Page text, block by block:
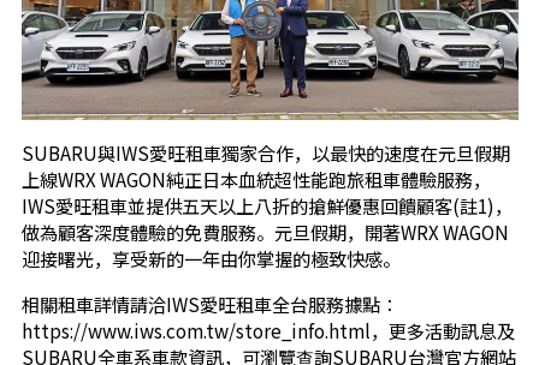
SUBARU與IWS愛旺租車獨家合作，以最快的速度在元旦假期
上線WRX WAGON純正日本血統超性能跑旅租車體驗服務，
IWS愛旺租車並提供五天以上八折的搶鮮優惠回饋顧客(註1)，
做為顧客深度體驗的免費服務。元旦假期，開著WRX WAGON
迎接曙光，享受新的一年由你掌握的極致快感。
相關租車詳情請洽IWS愛旺租車全台服務據點：
https://www.iws.com.tw/store_info.html，更多活動訊息及
SUBARU全車系車款資訊，可瀏覽查詢SUBARU台灣官方網站